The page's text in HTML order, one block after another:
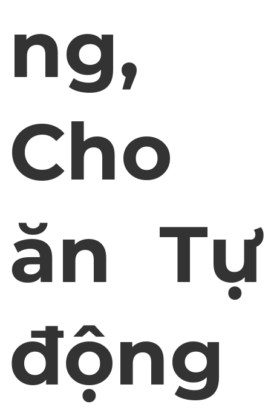
ng,
Cho
ăn Tự
động